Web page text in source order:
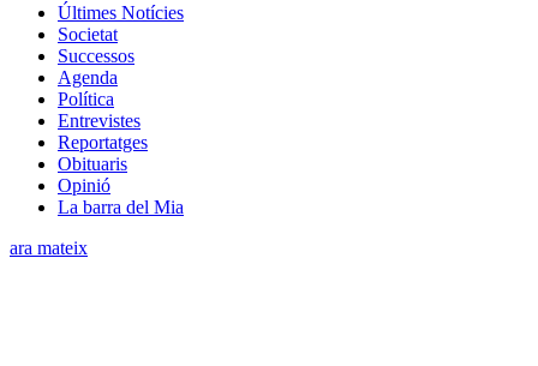
Últimes Notícies
Societat
Successos
Agenda
Política
Entrevistes
Reportatges
Obituaris
Opinió
La barra del Mia
ara mateix